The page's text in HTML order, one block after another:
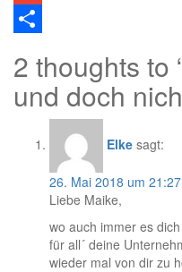
Gmail
2 thoughts to
und doch
Elke sagt:
26. Mai 2018 um
Liebe Maike,
wo auch immer es
für all´ deine
wieder mal von dir zu